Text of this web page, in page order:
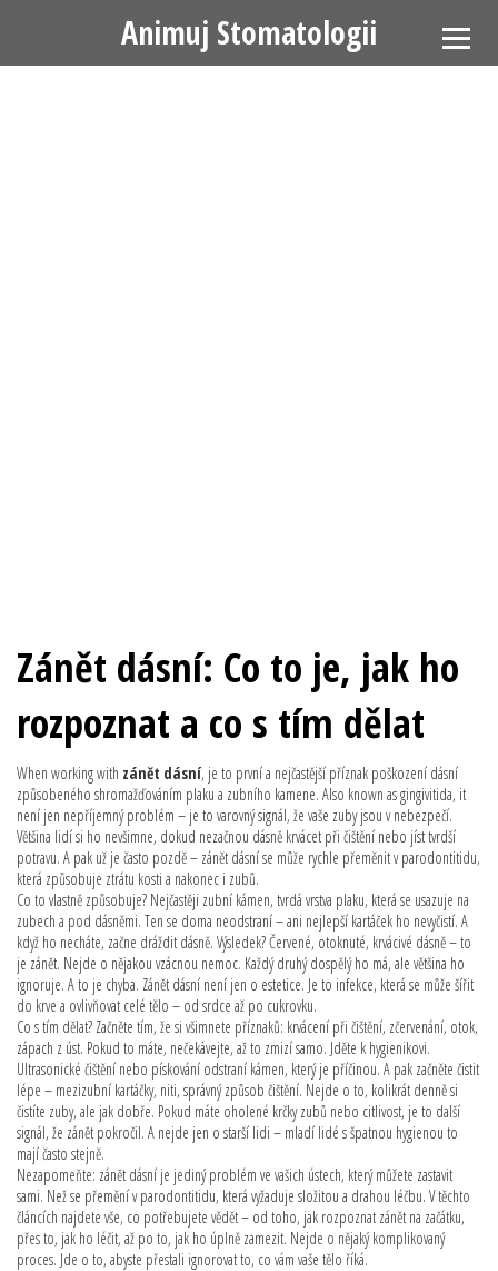
Animuj Stomatologii
Zánět dásní: Co to je, jak ho
rozpoznat a co s tím dělat
When working with zánět dásní, je to první a nejčastější příznak poškození dásní
způsobeného shromažďováním plaku a zubního kamene. Also known asgingivitida, it
není jen nepříjemný problém – je to varovný signál, že vaše zuby jsou v nebezpečí.
Většina lidí si ho nevšimne, dokud nezačnou dásně krvácet při čištění nebo jíst tvrdší
potravu. A pak už je často pozdě – zánět dásní se může rychle přeměnit v parodontitidu,
která způsobuje ztrátu kosti a nakonec i zubů.
Co to vlastně způsobuje? Nejčastěji zubní kámen, tvrdá vrstva plaku, která se usazuje na
zubech a pod dásněmi. Ten se doma neodstraní – ani nejlepší kartáček ho nevyčistí. A
když ho necháte, začne dráždit dásně. Výsledek? Červené, otoknuté, krvácivé dásně – to
je zánět. Nejde o nějakou vzácnou nemoc. Každý druhý dospělý ho má, ale většina ho
ignoruje. A to je chyba. Zánět dásní není jen o estetice. Je to infekce, která se může šířit
do krve a ovlivňovat celé tělo – od srdce až po cukrovku.
Co s tím dělat? Začněte tím, že si všimnete příznaků: krvácení při čištění, zčervenání, otok,
zápach z úst. Pokud to máte, nečekávejte, až to zmizí samo. Jděte k hygienikovi.
Ultrasonické čištění nebo pískování odstraní kámen, který je příčinou. A pak začněte čistit
lépe – mezizubní kartáčky, niti, správný způsob čištění. Nejde o to, kolikrát denně si
čistíte zuby, ale jak dobře. Pokud máte oholené krčky zubů nebo citlivost, je to další
signál, že zánět pokročil. A nejde jen o starší lidi – mladí lidé s špatnou hygienou to
mají často stejně.
Nezapomeňte: zánět dásní je jediný problém ve vašich ústech, který můžete zastavit
sami. Než se přemění v parodontitidu, která vyžaduje složitou a drahou léčbu. V těchto
článcích najdete vše, co potřebujete vědět – od toho, jak rozpoznat zánět na začátku,
přes to, jak ho léčit, až po to, jak ho úplně zamezit. Nejde o nějaký komplikovaný
proces. Jde o to, abyste přestali ignorovat to, co vám vaše tělo říká.